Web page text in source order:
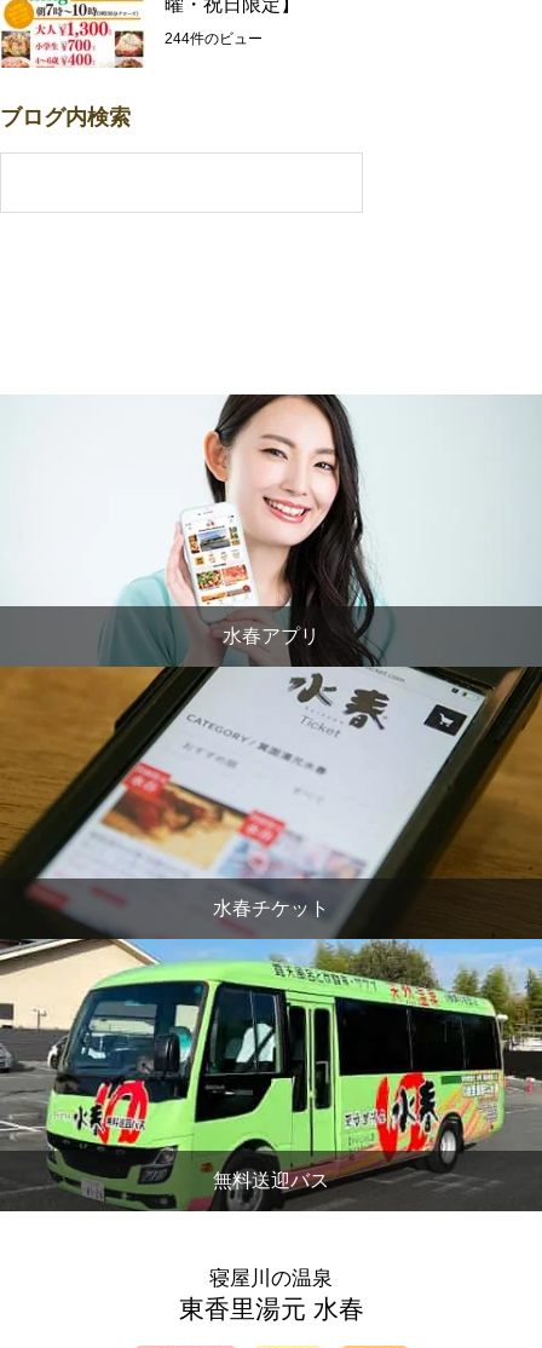
曜・祝日限定】
244件のビュー
ブログ内検索
水春アプリ
水春チケット
無料送迎バス
寝屋川の温泉
東香里湯元 水春